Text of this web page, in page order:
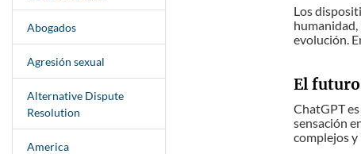
Abogados
Agresión sexual
Alternative Dispute
Resolution
America
Los
humanidad,
evolución.
El futuro
ChatGPT
sensación
complejos y